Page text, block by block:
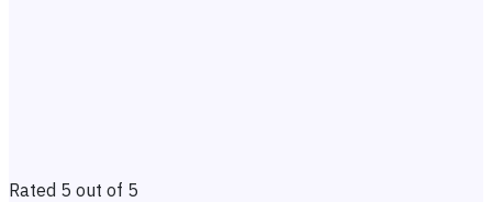
Rated 5 out of 5